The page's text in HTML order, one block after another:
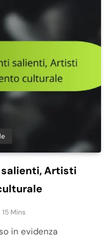
salienti, Artisti
15 Mins
in evidenza